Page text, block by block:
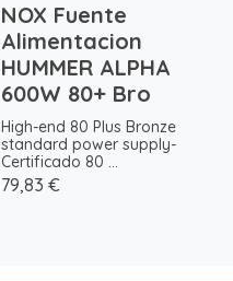
NOX Fuente
Alimentacion
HUMMER ALPHA
600W 80+ Bro
High-end 80 Plus Bronze
standard power supply-
Certificado 80 ...
79,83 €